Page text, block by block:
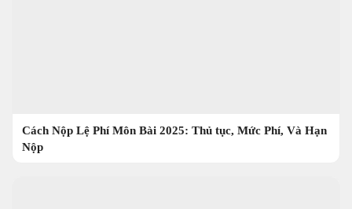
Cách Nộp Lệ Phí Môn Bài 2025: Thủ tục, Mức Phí, Và Hạn
Nộp